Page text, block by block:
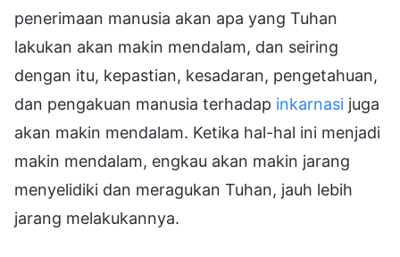
penerimaan manusia akan apa yang Tuhan
lakukan akan makin mendalam, dan seiring
dengan itu, kepastian, kesadaran, pengetahuan,
dan pengakuan manusia terhadap inkarnasi juga
akan makin mendalam. Ketika hal-hal ini menjadi
makin mendalam, engkau akan makin jarang
menyelidiki dan meragukan Tuhan, jauh lebih
jarang melakukannya.